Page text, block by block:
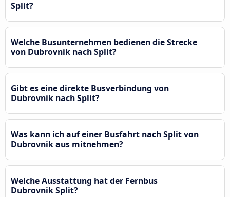
Split?
Welche Busunternehmen bedienen die Strecke
von Dubrovnik nach Split?
Gibt es eine direkte Busverbindung von
Dubrovnik nach Split?
Was kann ich auf einer Busfahrt nach Split von
Dubrovnik aus mitnehmen?
Welche Ausstattung hat der Fernbus
Dubrovnik Split?